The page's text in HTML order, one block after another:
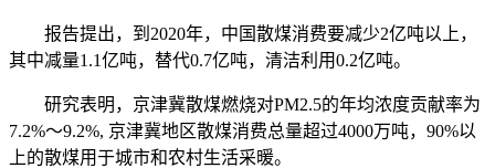
报告提出，到2020年，中国散煤消费要减少2亿吨以上，
其中减量1.1亿吨，替代0.7亿吨，清洁利用0.2亿吨。
研究表明，京津冀散煤燃烧对PM2.5的年均浓度贡献率为
7.2%～9.2%, 京津冀地区散煤消费总量超过4000万吨，90%以
上的散煤用于城市和农村生活采暖。